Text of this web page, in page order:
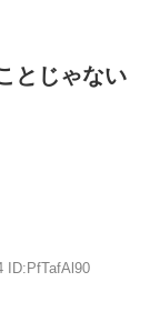
とじゃない
ID:PfTafAl90